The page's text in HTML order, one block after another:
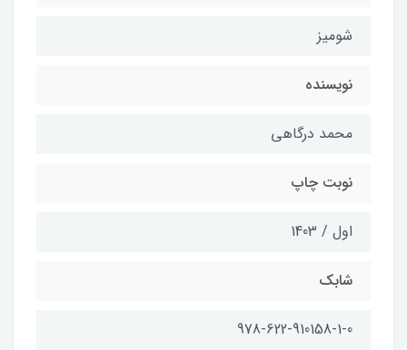
شومیز
نویسنده
محمد درگاهی
نوبت چاپ
اول / 1403
شابك
978-622-910158-1-0